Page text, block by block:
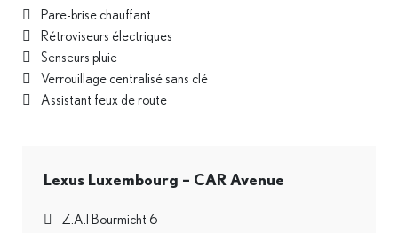
Pare-brise chauffant
Rétroviseurs électriques
Senseurs pluie
Verrouillage centralisé sans clé
Assistant feux de route
Lexus Luxembourg – CAR Avenue
Z.A.I Bourmicht 6